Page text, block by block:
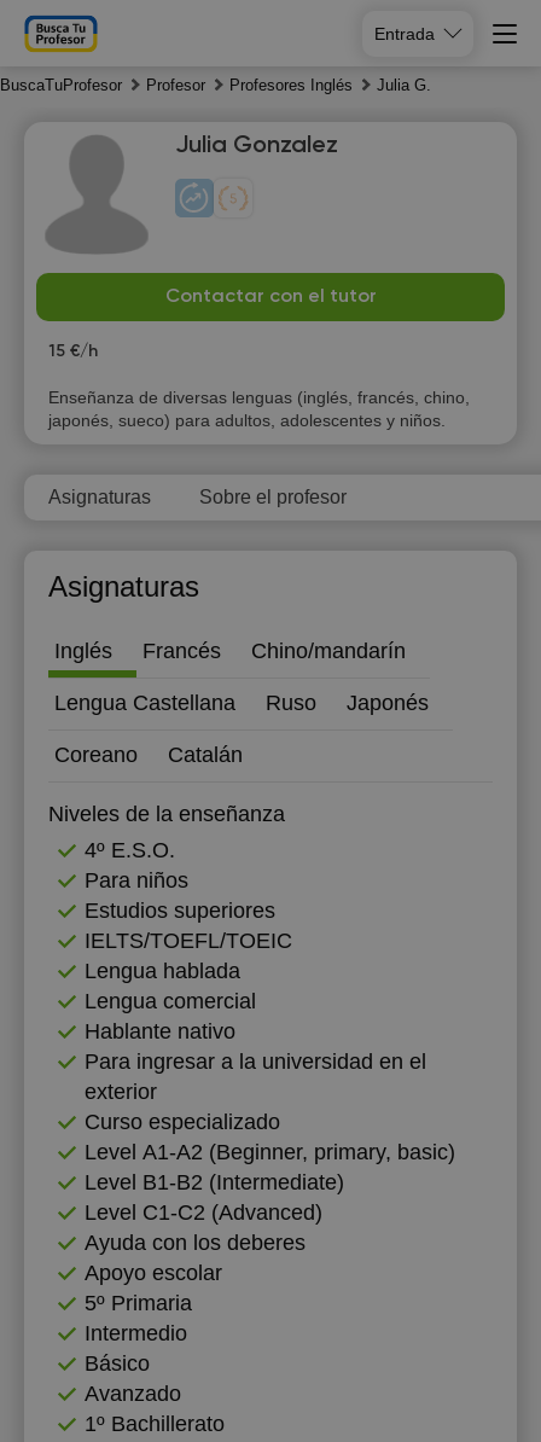
Entrada
BuscaTuProfesor Profesor Profesores Inglés Julia G.
Julia Gonzalez
Contactar con el tutor
15 €/h
Enseñanza de diversas lenguas (inglés, francés, chino,
japonés, sueco) para adultos, adolescentes y niños.
Asignaturas Sobre el profesor
Asignaturas
Inglés Francés Chino/mandarín
Lengua Castellana Ruso Japonés
Coreano Catalán
Niveles de la enseñanza
4º E.S.O.
Para niños
Estudios superiores
IELTS/TOEFL/TOEIC
Lengua hablada
Lengua comercial
Hablante nativo
Para ingresar a la universidad en el
exterior
Curso especializado
Level А1-А2 (Beginner, primary, basic)
Level B1-B2 (Intermediate)
Level C1-C2 (Advanced)
Ayuda con los deberes
Apoyo escolar
5º Primaria
Intermedio
Básico
Avanzado
1º Bachillerato
9
Mo
10
Tu
11
12
15:30
16:00
17:30
18:30
19:00
19:30
20:00
20:30